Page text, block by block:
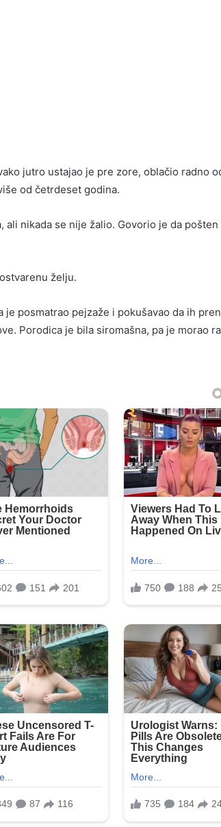
jutro ustajao je pre zore, oblačio radno
od četrdeset godina.
nikada se nije žalio. Govorio je da pošten
želju.
je posmatrao pejzaže i pokušavao da ih
Porodica je bila siromašna, pa je morao